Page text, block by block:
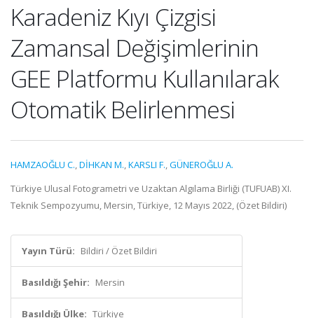
Karadeniz Kıyı Çizgisi
Zamansal Değişimlerinin
GEE Platformu Kullanılarak
Otomatik Belirlenmesi
HAMZAOĞLU C.,DİHKAN M.,KARSLI F.,GÜNEROĞLU A.
Türkiye Ulusal Fotogrametri ve Uzaktan Algılama Birliği (TUFUAB) XI.
Teknik Sempozyumu, Mersin, Türkiye, 12 Mayıs 2022, (Özet Bildiri)
Yayın Türü: Bildiri / Özet Bildiri
Basıldığı Şehir: Mersin
Basıldığı Ülke: Türkiye